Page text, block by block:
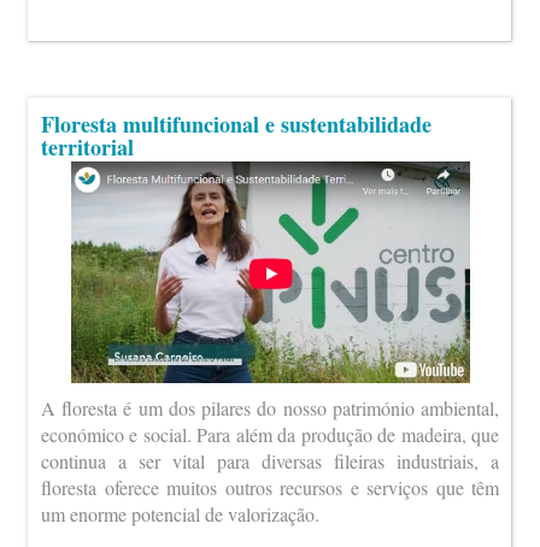
Floresta multifuncional e sustentabilidade
territorial
A floresta é um dos pilares do nosso património ambiental,
económico e social. Para além da produção de madeira, que
continua a ser vital para diversas fileiras industriais, a
floresta oferece muitos outros recursos e serviços que têm
um enorme potencial de valorização.